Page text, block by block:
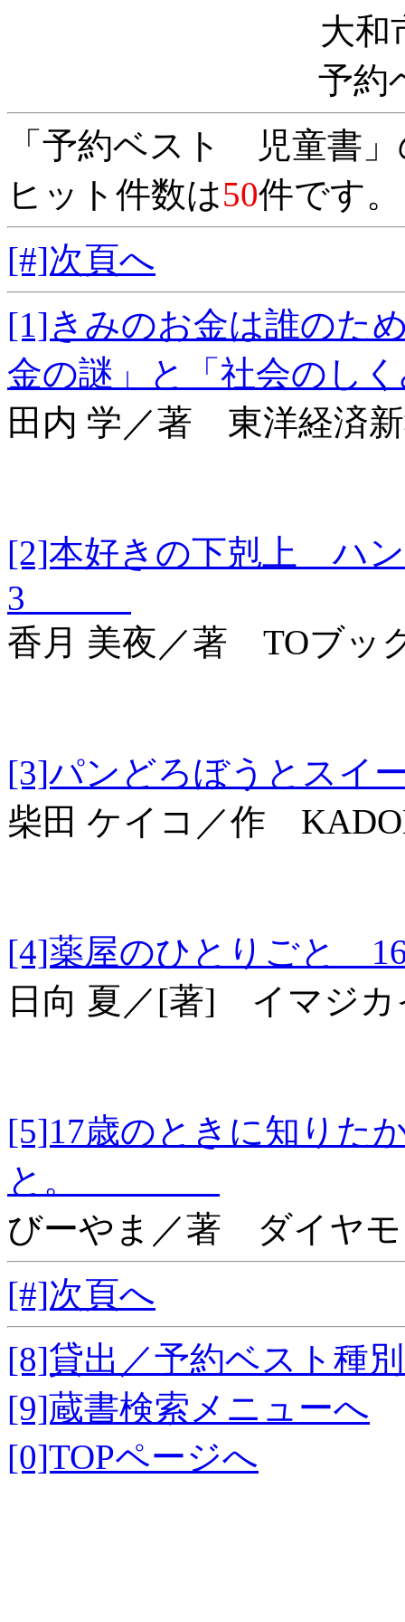
大和
予約
「予約ベスト 児童書
ヒット件数は50件です
[#]次頁へ
[1]きみのお金は誰の
金の謎」と「社会の
田内 学／著 東洋経済
[2]本好きの下剋上 ハ
3
香月 美夜／著 TOブッ
[3]パンどろぼうと
柴田 ケイコ／作
[4]薬屋のひとりご
日向 夏／[著] イマジカ
[5]17歳のときに知りた
と。
びーやま／著 ダイヤ
[#]次頁へ
[8]貸出／予約ベスト種
[9]蔵書検索メニューへ
[0]TOPページへ